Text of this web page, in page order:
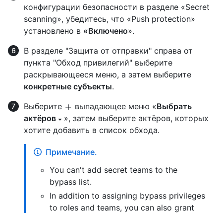
конфигурации безопасности в разделе «Secret
scanning», убедитесь, что «Push protection»
установлено в «Включено».
В разделе "Защита от отправки" справа от
пункта "Обход привилегий" выберите
раскрывающееся меню, а затем выберите
конкретные субъекты.
Выберите
выпадающее меню «Выбрать
актёров
», затем выберите актёров, которых
хотите добавить в список обхода.
Примечание.
You can't add secret teams to the
bypass list.
In addition to assigning bypass privileges
to roles and teams, you can also grant